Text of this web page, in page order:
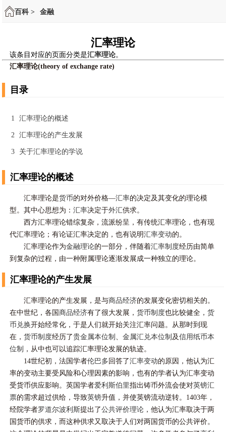
百科 > 金融
汇率理论
该条目对应的页面分类是汇率理论。
汇率理论(theory of exchange rate)
目录
1 汇率理论的概述
2 汇率理论的产生发展
3 关于汇率理论的学说
汇率理论的概述
汇率理论是货币的对外价格—汇率的决定及其变化的理论模
型。其中心思想为：汇率决定于外汇供求。
西方汇率理论错综复杂，流派纷呈，有传统汇率理论，也有现
代汇率理论；有论证汇率决定的，也有说明汇率变动的。
汇率理论作为金融理论的一部分，伴随着汇率制度经历由简单
到复杂的过程，由一种附属理论逐渐发展成一种独立的理论。
汇率理论的产生发展
汇率理论的产生发展，是与商品经济的发展变化密切相关的。
在中世纪，各国商品经济有了很大发展，货币制度也比较健全，货
币兑换开始经常化，于是人们就开始关注汇率问题。从那时到现
在，货币制度经历了贵金属本位制 、金属汇兑本位制 及信用纸币本
位制 ，从中也可以追踪汇率理论发展的轨迹。
14世纪初，法国学者伦巴多 回答了汇率变动的原因，他认为汇
率的变动主要受风险和心理因素的影响，也有的学者认为汇率变动
受货币供应影响。英国学者爱利斯伯里指出铸币外流会使对英镑汇
票的需求超过供给，导致英镑升值，并使英镑流动逆转。1403年，
经院学者罗道尔波利斯提出了公共评价理论 ，他认为汇率取决于两
国货币的供求，而这种供求又取决于人们对两国货币的公共评价。